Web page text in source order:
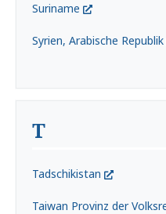
Suriname
Syrien, Arabische Republik
T
Tadschikistan
Taiwan Provinz der